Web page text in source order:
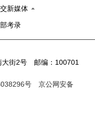
新媒体
考录
大街2号 邮编：100701
号
京公网安备